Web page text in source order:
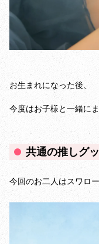
お生まれになった後、
今度はお子様と一緒に
共通の推しグ
今回のお二人はスワロ